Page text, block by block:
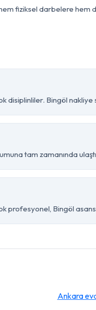
fiziksel darbelere hem
disiplinliler. Bingöl nakliye
tam zamanında
profesyonel, Bingöl
Ankara